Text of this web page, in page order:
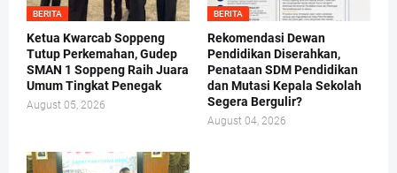
BERITA
Ketua Kwarcab Soppeng
Tutup Perkemahan, Gudep
SMAN 1 Soppeng Raih Juara
Umum Tingkat Penegak
August 05, 2026
BERITA
Rekomendasi Dewan
Pendidikan Diserahkan,
Penataan SDM Pendidikan
dan Mutasi Kepala Sekolah
Segera Bergulir?
August 04, 2026